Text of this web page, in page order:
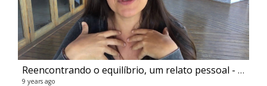
Reencontrando o equilíbrio, um relato pessoal - Flavia Melissa
9 years ago